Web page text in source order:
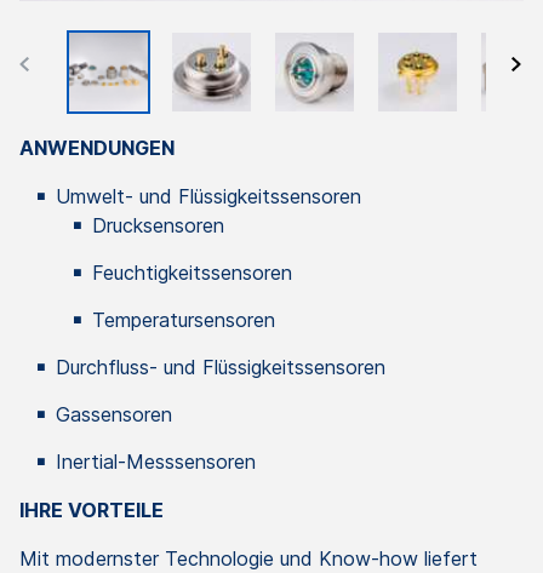
ANWENDUNGEN
Umwelt- und Flüssigkeitssensoren
Drucksensoren
Feuchtigkeitssensoren
Temperatursensoren
Durchfluss- und Flüssigkeitssensoren
Gassensoren
Inertial-Messsensoren
IHRE VORTEILE
Mit modernster Technologie und Know-how liefert